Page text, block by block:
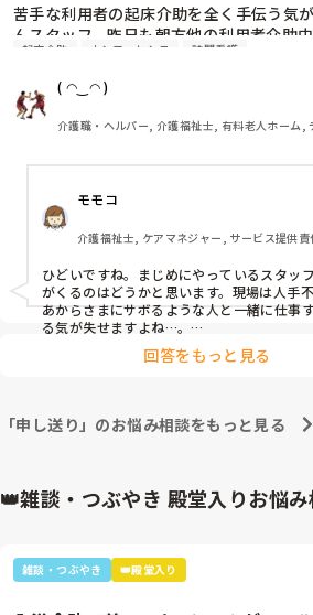
苦手な利用者の起床介助を全く手伝う気
んスタッフ。昨日も朝方他の利用者介助
室で転倒。こぶと擦り傷で済んだけど血
さんスタッフ出勤。申し送り中に後はいい
無駄でしょって言う(^^)隣りのユニットの
わり、ユニットに戻るが苦手な利用者の
ず、ユニットから姿を消す。朝食介助真
何処からか現れて、今起きたの〜⁇
手伝う気がないのはわかってましたけど、
人対応で起床介助するってずっと前から
んだけどね、知らないって言い張るから
ァレンスノートでもグループLINEでも周
ど確認しないんですか？確認する手段あ
て言ったらそれから暫く無視する始末。
日勤できた管理者に事後報告書とことの
訪看にも連絡して報告している事を伝える
してるし、管理者は変わらず何にも考えず
どこかの内閣みたいなんだが(￣^￣)ゞ
うちの総理大臣様はいつお辞めになるの
起床介助 カンファレンス 訪問看護
( ◠‿◠ )
介護職・ヘルパー, 介護福祉士, 有料老人ホーム,
モモコ
介護福祉士, ケアマネジャー, サービス提供
ひどいですね。まじめにやっているスタッ
がくるのはどうかと思います。現場は人手不
あからさまにサボるような人と一緒に仕事
る気が失せますよね…。
苦手でもせめて仕事してほしいですね。
そんな中頑張っていて本当にお疲れ様です。
回答をもっと見る
「申し送り」のお悩み相談をもっと見る
👑雑談・つぶやき 殿堂入りお悩
雑談・つぶやき 👑殿堂入り